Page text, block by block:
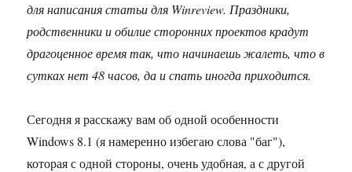
для написания статьи для Winreview. Праздники,
родственники и обилие сторонних проектов крадут
драгоценное время так, что начинаешь жалеть, что в
сутках нет 48 часов, да и спать иногда приходится.
Сегодня я расскажу вам об одной особенности
Windows 8.1 (я намеренно избегаю слова "баг"),
которая с одной стороны, очень удобная, а с другой